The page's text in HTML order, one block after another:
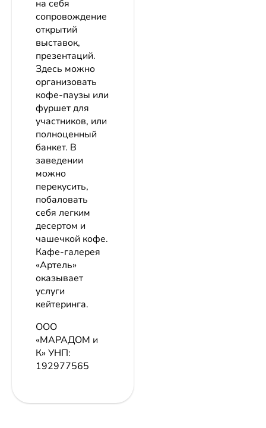
на себя
сопровождение
открытий
выставок,
презентаций.
Здесь можно
организовать
кофе-паузы или
фуршет для
участников, или
полноценный
банкет. В
заведении
можно
перекусить,
побаловать
себя легким
десертом и
чашечкой кофе.
Кафе-галерея
«Артель»
оказывает
услуги
кейтеринга.
ООО
«МАРАДОМ и
К» УНП:
192977565